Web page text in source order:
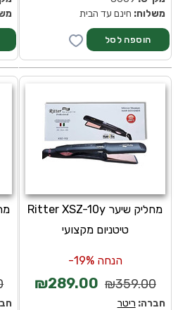
משלוח: חינם עד הבית
מחליק שיער Ritter XSZ-10y
טיטניום מקצועי
הנחה 19%-
₪359.00
₪289.00
חברה: ריטר